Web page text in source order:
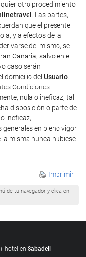
otro procedimiento
. Las partes,
que el presente
y a efectos de la
del mismo, se
Canaria, salvo en el
caso serán
domicilio del Usuario
Condiciones
nula o ineficaz, tal
disposición o parte de
ineficaz,
generales en pleno vigor
misma nunca hubiese
Imprimir
de tu navegador y clica en
hotel en Sabadell